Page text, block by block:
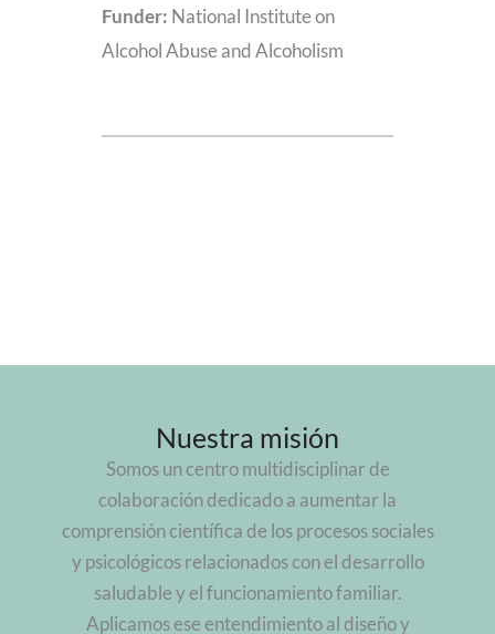
Funder: National Institute on
Alcohol Abuse and Alcoholism
Nuestra misión
Somos un centro multidisciplinar de
colaboración dedicado a aumentar la
comprensión científica de los procesos sociales
y psicológicos relacionados con el desarrollo
saludable y el funcionamiento familiar.
Aplicamos ese entendimiento al diseño y